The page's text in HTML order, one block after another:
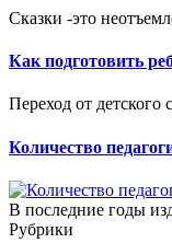
Сказки -это
Как подготовить
Переход от
Количество
В последние годы
Рубрики